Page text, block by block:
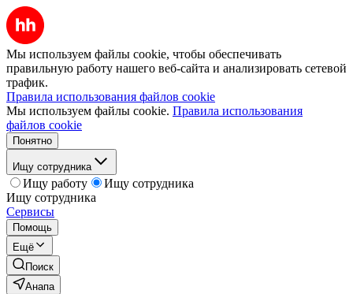
Мы используем файлы cookie, чтобы обеспечивать
правильную работу нашего веб-сайта и анализировать сетевой
трафик.
Правила использования файлов cookie
Мы используем файлы cookie. Правила использования
файлов cookie
Понятно
Ищу сотрудника
Ищу работу
Ищу сотрудника
Ищу сотрудника
Сервисы
Помощь
Ещё
Поиск
Анапа